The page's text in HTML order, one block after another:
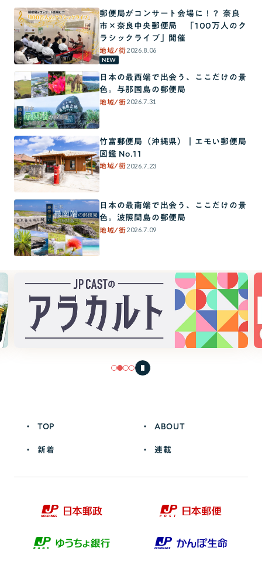
郵便局がコンサート会場に！？ 奈良
市×奈良中央郵便局 「100万人のク
ラシックライブ」開催
地域/街2026.8.06
NEW
日本の最西端で出会う、ここだけの景
色。与那国島の郵便局
地域/街2026.7.31
竹富郵便局（沖縄県）｜エモい郵便局
図鑑 No.11
地域/街2026.7.23
日本の最南端で出会う、ここだけの景
色。波照間島の郵便局
地域/街2026.7.09
TOP ABOUT
新着 連載